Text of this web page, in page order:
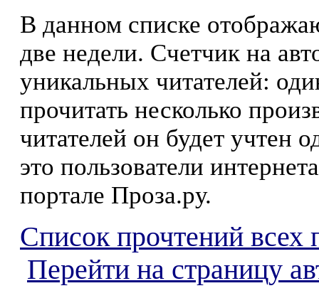
В данном списке
две недели. Счетчик на
уникальных читателей:
прочитать несколько
читателей он будет учтен
это пользователи
портале Проза.ру.
Список прочтений всех
Перейти на страницу